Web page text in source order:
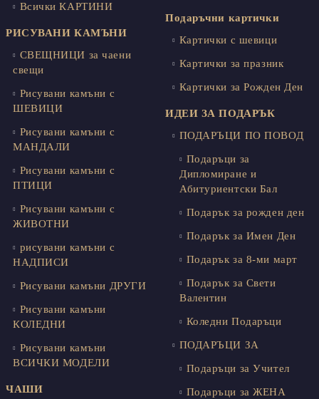
Всички КАРТИНИ
РИСУВАНИ КАМЪНИ
СВЕЩНИЦИ за чаени
свещи
Рисувани камъни с
ШЕВИЦИ
Рисувани камъни с
МАНДАЛИ
Рисувани камъни с
ПТИЦИ
Рисувани камъни с
ЖИВОТНИ
рисувани камъни с
НАДПИСИ
Рисувани камъни ДРУГИ
Рисувани камъни
КОЛЕДНИ
Рисувани камъни
ВСИЧКИ МОДЕЛИ
ЧАШИ
Подаръчни картички
Картички с шевици
Картички за празник
Картички за Рожден Ден
ИДЕИ ЗА ПОДАРЪК
ПОДАРЪЦИ ПО ПОВОД
Подаръци за
Дипломиране и
Абитуриентски Бал
Подарък за рожден ден
Подарък за Имен Ден
Подарък за 8-ми март
Подарък за Свети
Валентин
Коледни Подаръци
ПОДАРЪЦИ ЗА
Подаръци за Учител
Подаръци за ЖЕНА